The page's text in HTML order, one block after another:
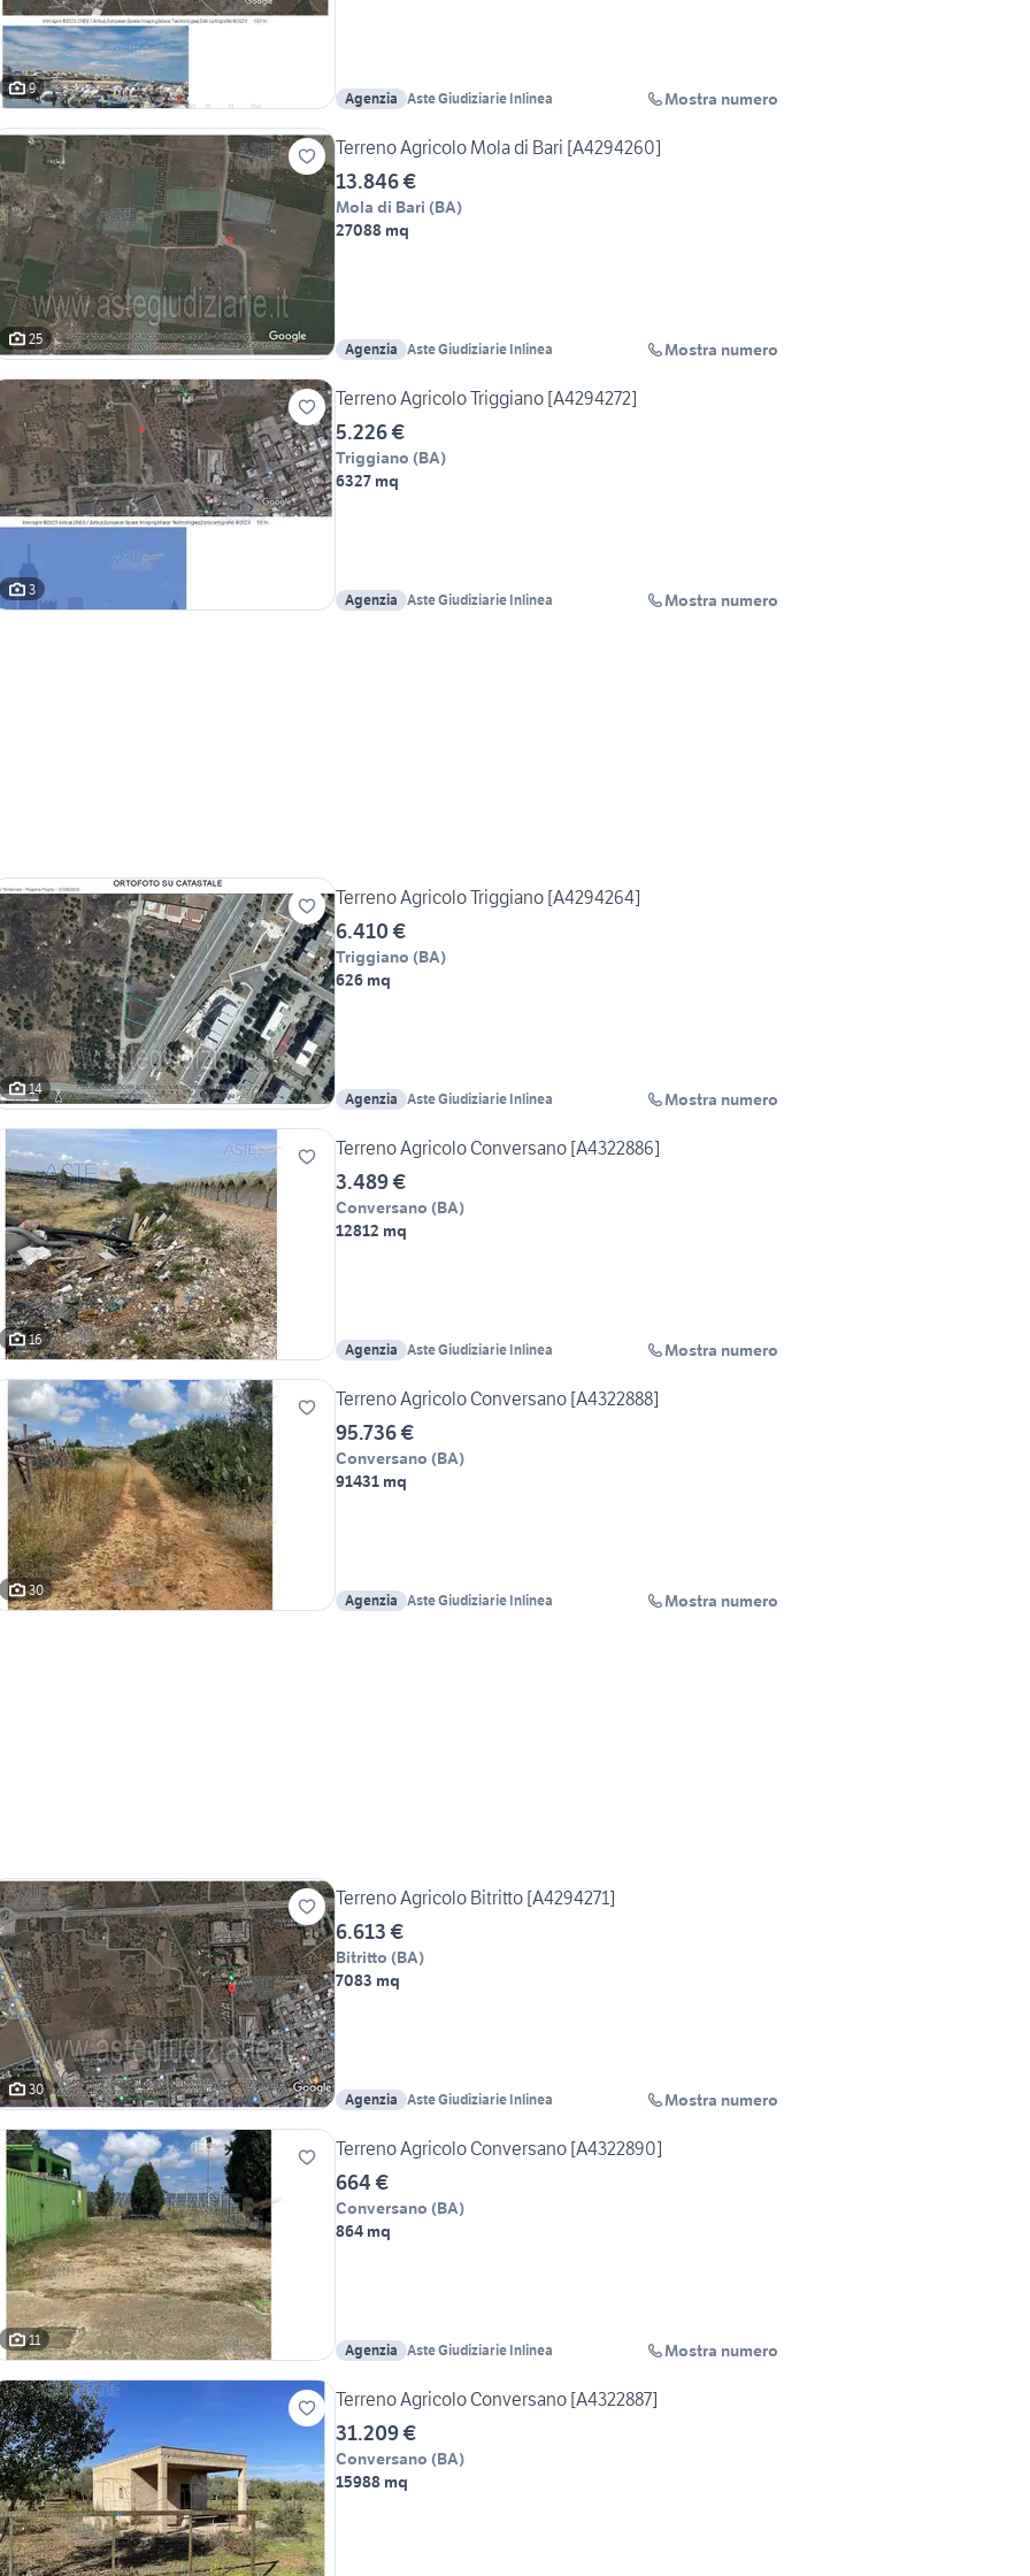
9
Agenzia Aste Giudiziarie Inlinea Mostra numero
25
Terreno Agricolo Mola di Bari [A4294260]
13.846 €
Mola di Bari (BA)
27088 mq
Agenzia Aste Giudiziarie Inlinea Mostra numero
3
Terreno Agricolo Triggiano [A4294272]
5.226 €
Triggiano (BA)
6327 mq
Agenzia Aste Giudiziarie Inlinea Mostra numero
14
Terreno Agricolo Triggiano [A4294264]
6.410 €
Triggiano (BA)
626 mq
Agenzia Aste Giudiziarie Inlinea Mostra numero
16
Terreno Agricolo Conversano [A4322886]
3.489 €
Conversano (BA)
12812 mq
Agenzia Aste Giudiziarie Inlinea Mostra numero
30
Terreno Agricolo Conversano [A4322888]
95.736 €
Conversano (BA)
91431 mq
Agenzia Aste Giudiziarie Inlinea Mostra numero
30
Terreno Agricolo Bitritto [A4294271]
6.613 €
Bitritto (BA)
7083 mq
Agenzia Aste Giudiziarie Inlinea Mostra numero
11
Terreno Agricolo Conversano [A4322890]
664 €
Conversano (BA)
864 mq
Agenzia Aste Giudiziarie Inlinea Mostra numero
Terreno Agricolo Conversano [A4322887]
31.209 €
Conversano (BA)
15988 mq